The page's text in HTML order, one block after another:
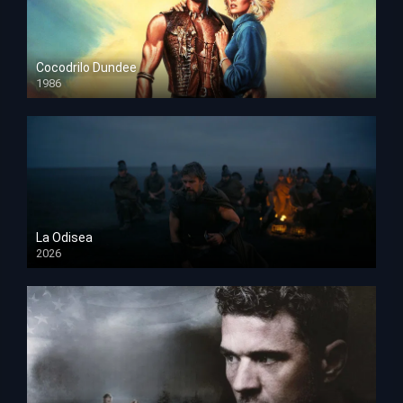
Cocodrilo Dundee
1986
HD 1080p
La Odisea
2026
TS Screener